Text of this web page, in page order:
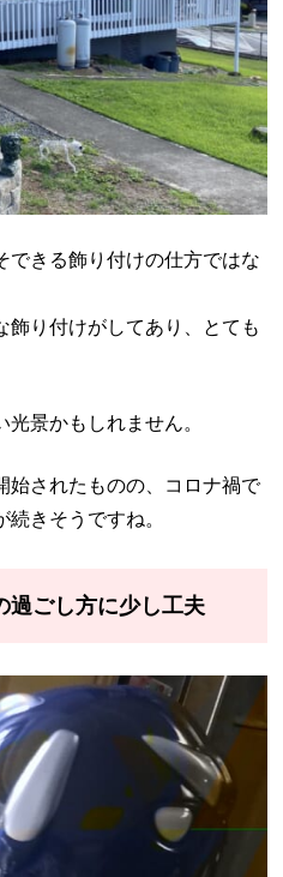
できる飾り付けの仕方ではな
飾り付けがしてあり、とても
景かもしれません。
始されたものの、コロナ禍で
きそうですね。
過ごし方に少し工夫